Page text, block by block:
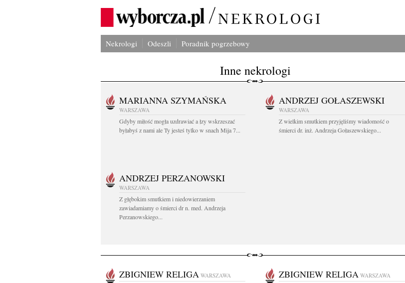
Nekrologi Odeszli Poradnik pogrzebowy
Inne nekrologi
MARIANNA SZYMAŃSKA
WARSZAWA
Gdyby miłość mogła uzdrawiać a łzy wskrzeszać
byłabyś z nami ale Ty jesteś tylko w snach Mija 7...
ANDRZEJ GOŁASZEWSKI
WARSZAWA
Z wielkim smutkiem przyjęliśmy wiadomość o
śmierci dr. inż. Andrzeja Gołaszewskiego...
ANDRZEJ PERZANOWSKI
WARSZAWA
Z głębokim smutkiem i niedowierzaniem
zawiadamiamy o śmierci dr n. med. Andrzeja
Perzanowskiego...
ZBIGNIEW RELIGA WARSZAWA ZBIGNIEW RELIGA WARSZAWA